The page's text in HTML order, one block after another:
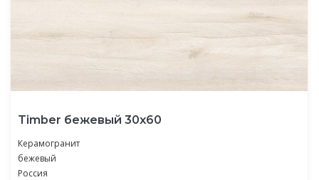
Timber бежевый 30х60
Керамогранит
бежевый
Россия